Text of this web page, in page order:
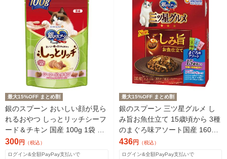
最大15%OFF まとめ割
銀のスプーン おいしい顔が見ら
れるおやつ しっとリッチシーフ
ード＆チキン 国産 100g 1袋 猫
用 おやつ
300円 （税込）
ログイン&全額PayPay支払いで
最大15%OFF まとめ割
銀のスプーン 三ツ星グルメ し
み旨お魚仕立て 15歳頃から 3種
のまぐろ味アソート国産 160g
（16g×10袋）1個 キャットフー
ド 猫 ドライ
436円 （税込）
ログイン&全額PayPay支払いで